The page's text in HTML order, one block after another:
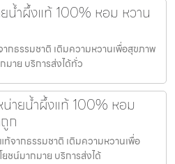
น้ำผึ้งแท้ 100% หอม หวาน
กธรรมชาติ เติมความหวานเพื่อสุขภาพ
มาย บริการส่งได้ทั่ว
ายน้ำผึ้งแท้ 100% หอม
ก
จากธรรมชาติ เติมความหวานเพื่อ
ชน์มากมาย บริการส่งได้